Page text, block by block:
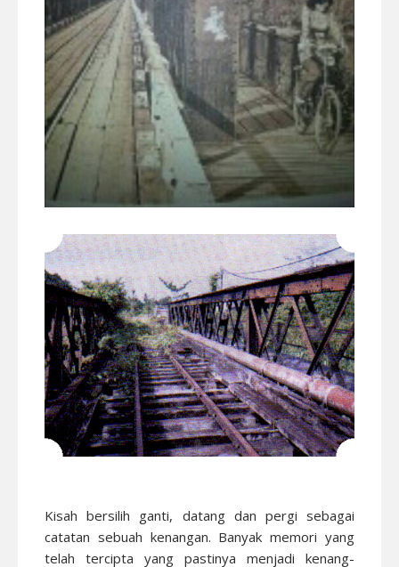
Kisah bersilih ganti, datang dan pergi sebagai
catatan sebuah kenangan. Banyak memori yang
telah tercipta yang pastinya menjadi kenang-